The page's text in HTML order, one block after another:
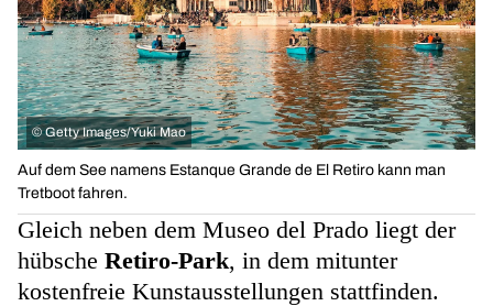
© Getty Images/Yuki Mao
Auf dem See namens Estanque Grande de El Retiro kann man
Tretboot fahren.
Gleich neben dem Museo del Prado liegt der
hübsche Retiro-Park, in dem mitunter
kostenfreie Kunstausstellungen stattfinden.